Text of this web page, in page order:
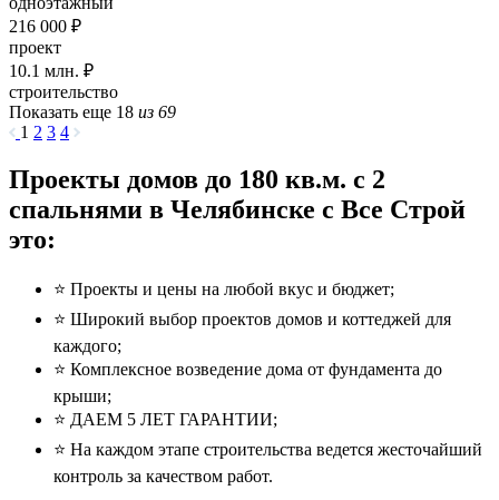
216 000 ₽
проект
10.1 млн. ₽
строительство
Показать еще 18 из 69
1 2 3 4
Проекты домов до 180 кв.м. с 2
спальнями в Челябинске с Все Строй
это:
⭐️ Проекты и цены на любой вкус и бюджет;
⭐️ Широкий выбор проектов домов и коттеджей для
каждого;
⭐️ Комплексное возведение дома от фундамента до
крыши;
⭐️ ДАЕМ 5 ЛЕТ ГАРАНТИИ;
⭐️ На каждом этапе строительства ведется жесточайший
контроль за качеством работ.